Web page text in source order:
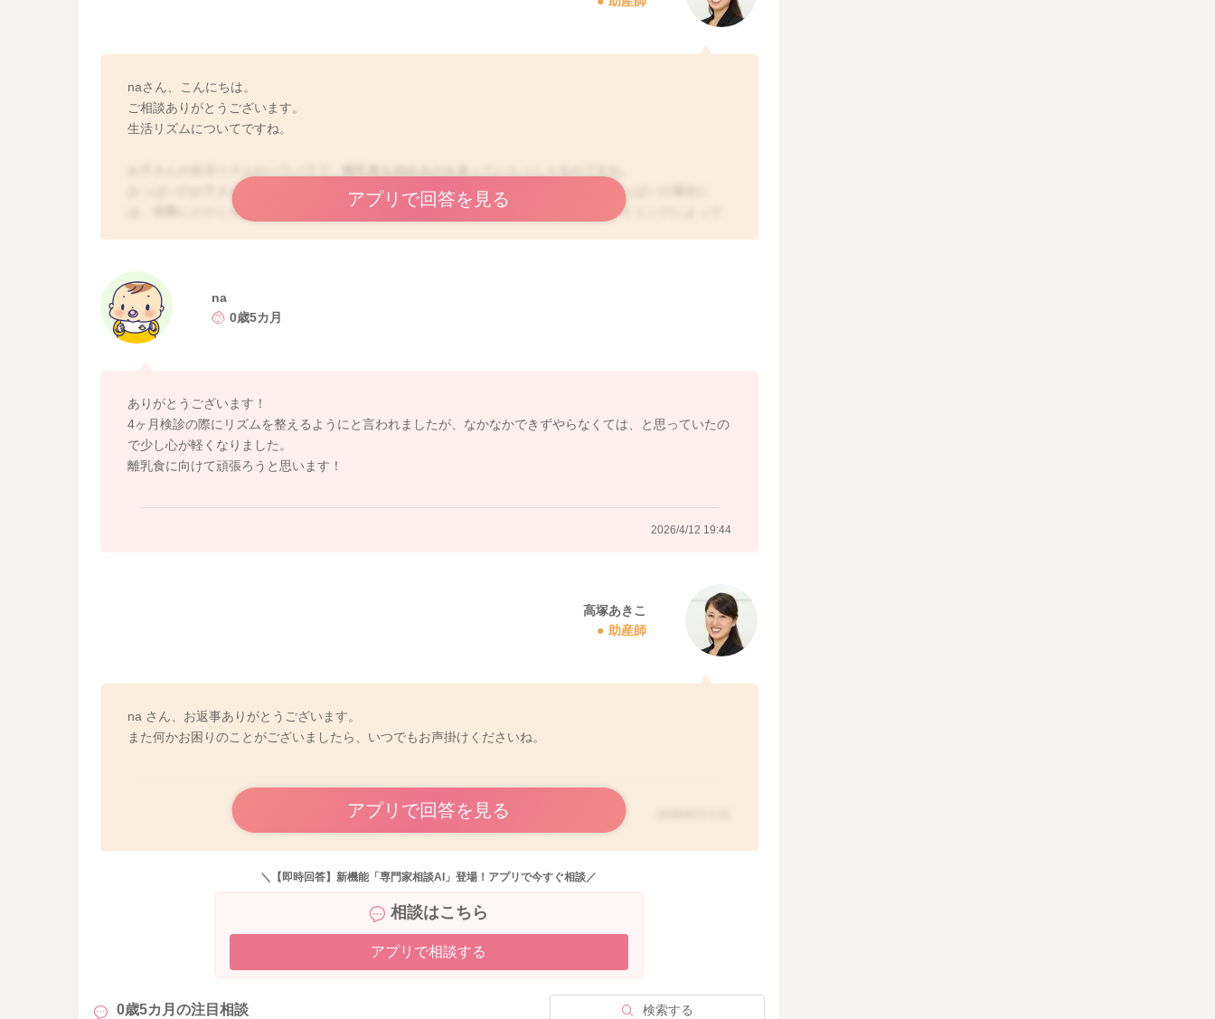
naさん、こんにちは。
ご相談ありがとうございます。
生活リズムについてですね。
おっぱいのお子さんは、授乳時間が一定にならないことがあっても自然ですよ。特におっぱいの場合に
は、実際にどのくらい飲んでいるか分かりにくいですよね。おっぱいの分泌は時間やタイミングによって
しがるだけではないことも増えてきます。お子さんは同じように飲んでいるように見えても、おっぱいを
欲しがる理由は様々です。
もちろんお腹が空いている場合もありますが、喉が渇いて少しだけ飲みたい時、ママさんにそばにいて欲
しい時や甘えたくてくわえていたい時などもあります。ママさんとしては、お子さんのリズムの変化に戸
になってきますし、授乳時間のリズムが整ってくるようになると思います。少しご様子を見ていただいて
もあまりご心配ないように思いますよ。
離乳食は予定通り始めていただいて構いませんよ。最初はお腹がいっぱいになる程は召し上がれません
し、日中の小児科診療中であれば、授乳のどこか1回ご都合のいい時間に、離乳食をお試しいただければ問
アプリで回答を見る
na
0歳5カ月
ありがとうございます！
4ヶ月検診の際にリズムを整えるようにと言われましたが、なかなかできずやらなくては、と思っていたの
で少し心が軽くなりました。
離乳食に向けて頑張ろうと思います！
2026/4/12 19:44
高塚あきこ
助産師
na さん、お返事ありがとうございます。
また何かお困りのことがございましたら、いつでもお声掛けくださいね。
アプリで回答を見る
＼【即時回答】新機能「専門家相談AI」登場！アプリで今すぐ相談／
相談はこちら
アプリで相談する
0歳5カ月の注目相談 検索する